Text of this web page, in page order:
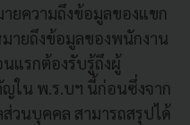
ยความถึงข้อมูลของแขก
มายถึงข้อมูลของพนักงาน
แรกต้องรับรู้ถึงผู้
ญใน พ.ร.บฯ นี้ก่อนซึ่งจาก
วนบุคคล สามารถสรุปได้